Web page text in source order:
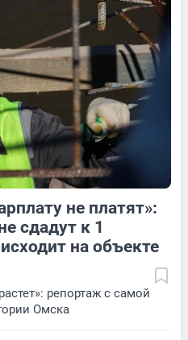
1 Обсудить
1 Обсудить
не платят»:
сдадут к 1
на объекте
репортаж с самой
Омска